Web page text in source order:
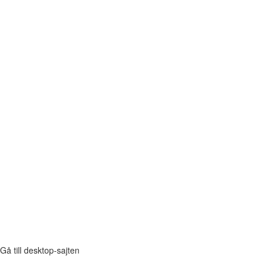
Gå till desktop-sajten